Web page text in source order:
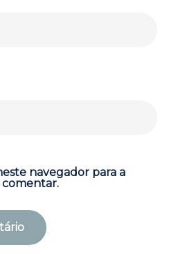
navegador para a